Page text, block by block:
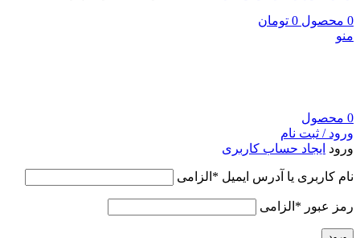
0 محصول 0 تومان
منو
0 محصول
ورود / ثبت نام
ورود ایجاد حساب کاربری
نام کاربری یا آدرس ایمیل * الزامی
رمز عبور * الزامی